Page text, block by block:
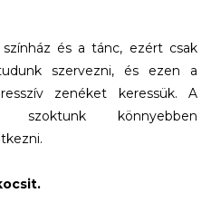
és a tánc, ezért csak
szervezni, és ezen a
zenéket keressük. A
szoktunk könnyebben